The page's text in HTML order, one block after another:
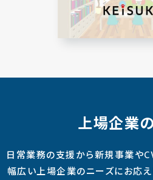
上場企業
日常業務の支援から新規事業や
幅広い上場企業のニーズにお応